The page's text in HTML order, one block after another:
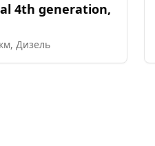
4th generation,
км, Дизель